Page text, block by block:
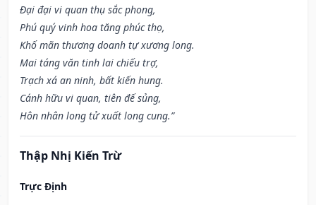
Đại đại vi quan thụ sắc phong,
Phú quý vinh hoa tăng phúc thọ,
Khố mãn thương doanh tự xương long.
Mai táng văn tinh lai chiếu trợ,
Trạch xá an ninh, bất kiến hung.
Cánh hữu vi quan, tiên đế sủng,
Hôn nhân long tử xuất long cung.”
Thập Nhị Kiến Trừ
Trực Định